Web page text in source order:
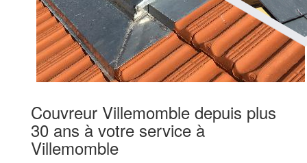
Couvreur Villemomble depuis plus
30 ans à votre service à
Villemomble